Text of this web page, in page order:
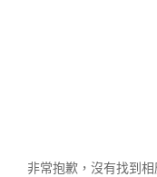
非常抱歉，沒有找到